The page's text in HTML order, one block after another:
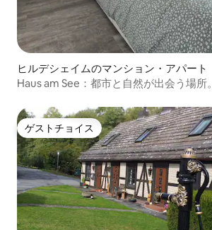
ヒルデシェイムのマンション・アパート
Haus am See：都市と自然が出会う場所。
ゲストチョイス
ゲストチョイス